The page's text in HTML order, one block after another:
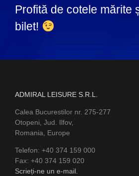
Profită de cotele mărite
bilet!
ADMIRAL LEISURE S.R.L.
Calea Bucurestilor nr. 275-277
Otopeni, Jud. Ilfov,
Romania, Europe
Telefon: +40 374 159 000
Fax: +40 374 159 020
Scrieți-ne un e-mail.